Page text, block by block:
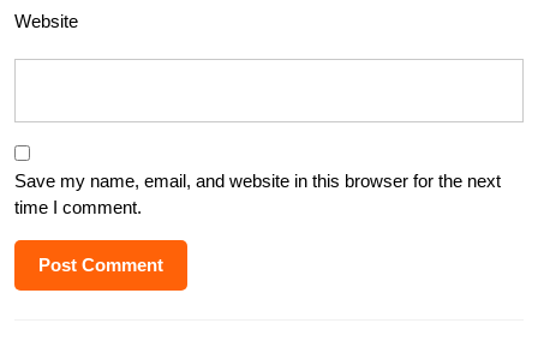
Website
Save my name, email, and website in this browser for the next
time I comment.